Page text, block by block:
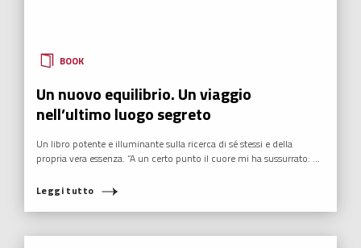
BOOK
Un nuovo equilibrio. Un viaggio
nell’ultimo luogo segreto
Un libro potente e illuminante sulla ricerca di sé stessi e della
propria vera essenza. “A un certo punto il cuore mi ha sussurrato: ...
Leggi tutto